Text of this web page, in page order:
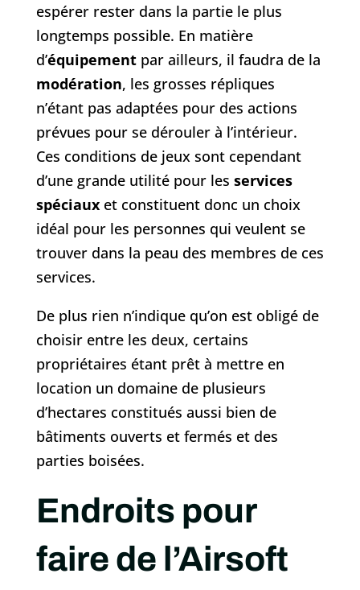
espérer rester dans la partie le plus
longtemps possible. En matière
d’équipementpar ailleurs, il faudra de la
modération, les grosses répliques
n’étant pas adaptées pour des actions
prévues pour se dérouler à l’intérieur.
Ces conditions de jeux sont cependant
d’une grande utilité pour les services
spéciauxet constituent donc un choix
idéal pour les personnes qui veulent se
trouver dans la peau des membres de ces
services.
De plus rien n’indique qu’on est obligé de
choisir entre les deux, certains
propriétaires étant prêt à mettre en
location un domaine de plusieurs
d’hectares constitués aussi bien de
bâtiments ouverts et fermés et des
parties boisées.
Endroits pour
faire de l’Airsoft